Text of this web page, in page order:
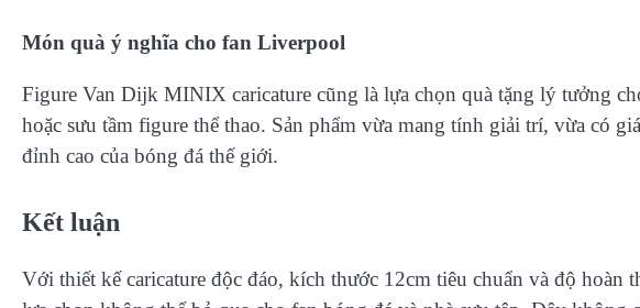
Món quà ý nghĩa cho fan Liverpool
Figure Van Dijk MINIX caricature cũng là lựa chọn quà tặng lý tưởng
hoặc sưu tầm figure thể thao. Sản phẩm vừa mang tính giải trí, vừa có
đỉnh cao của bóng đá thế giới.
Kết luận
Với thiết kế caricature độc đáo, kích thước 12cm tiêu chuẩn và độ